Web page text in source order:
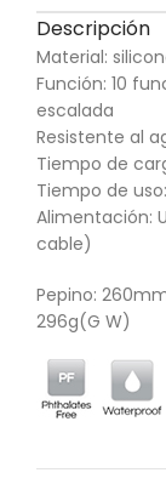
Descripción
Material:
Función: 10
escalada
Resistente al
Tiempo de
Tiempo de
Alimentación:
cable)
Pepino:
296g(G W)